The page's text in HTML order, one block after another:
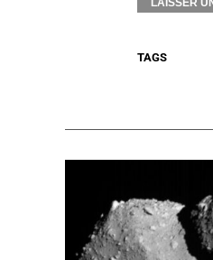
TAGS